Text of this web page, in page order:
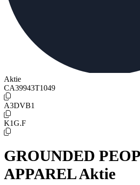
Aktie
CA39943T1049
A3DVB1
K1G.F
GROUNDED
APPAREL Aktie